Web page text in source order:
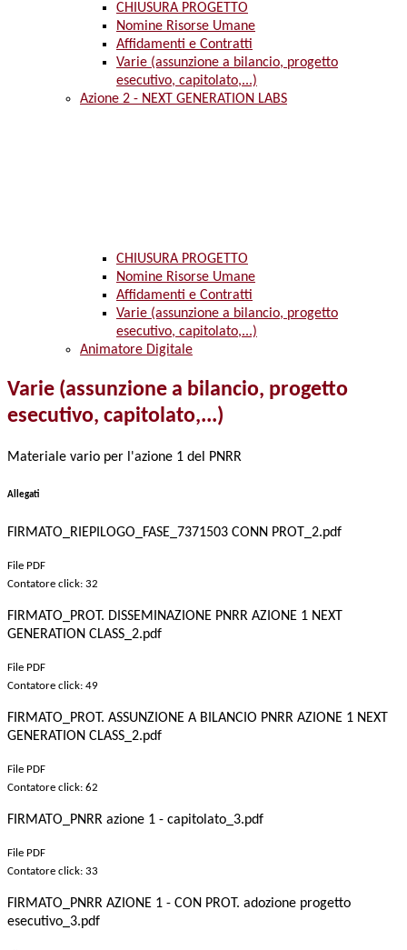
CHIUSURA PROGETTO
Nomine Risorse Umane
Affidamenti e Contratti
Varie (assunzione a bilancio, progetto
esecutivo, capitolato,...)
Azione 2 - NEXT GENERATION LABS
CHIUSURA PROGETTO
Nomine Risorse Umane
Affidamenti e Contratti
Varie (assunzione a bilancio, progetto
esecutivo, capitolato,...)
Animatore Digitale
Varie (assunzione a bilancio, progetto
esecutivo, capitolato,...)
Materiale vario per l'azione 1 del PNRR
Allegati
FIRMATO_RIEPILOGO_FASE_7371503 CONN PROT_2.pdf
File PDF
Contatore click: 32
FIRMATO_PROT. DISSEMINAZIONE PNRR AZIONE 1 NEXT
GENERATION CLASS_2.pdf
File PDF
Contatore click: 49
FIRMATO_PROT. ASSUNZIONE A BILANCIO PNRR AZIONE 1 NEXT
GENERATION CLASS_2.pdf
File PDF
Contatore click: 62
FIRMATO_PNRR azione 1 - capitolato_3.pdf
File PDF
Contatore click: 33
FIRMATO_PNRR AZIONE 1 - CON PROT. adozione progetto
esecutivo_3.pdf